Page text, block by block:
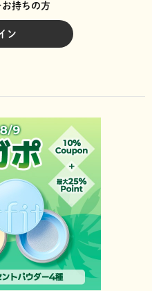
持ちの方
ン